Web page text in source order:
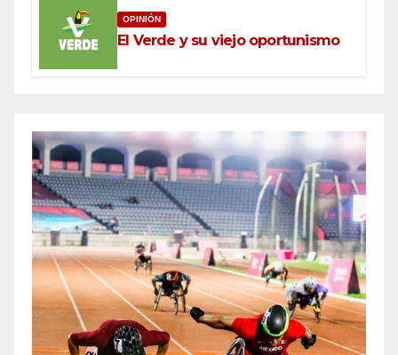
OPINIÓN
El Verde y su viejo oportunismo